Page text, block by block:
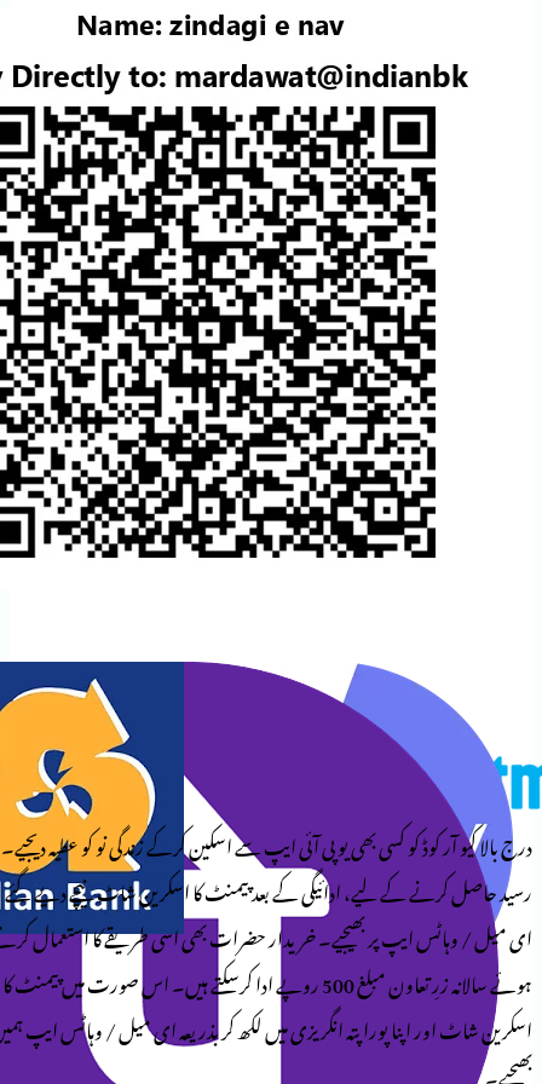
کو کسی بھی یو پی آئی ایپ سے اسکین کرکے زندگی نو کو عطیہ دیجیے۔
لیے، ادائیگی کے بعد پیمنٹ کا اسکرین شاٹ نیچے دیے گئے
پر بھیجیے۔ خریدار حضرات بھی اسی طریقے کا استعمال کرتے
ہوئے سالانہ زرِ تعاون مبلغ 500 روپے ادا کرسکتے ہیں۔ اس صورت میں پیمنٹ کا
پورا پتہ انگریزی میں لکھ کر بذریعہ ای میل / وہاٹس ایپ ہمیں